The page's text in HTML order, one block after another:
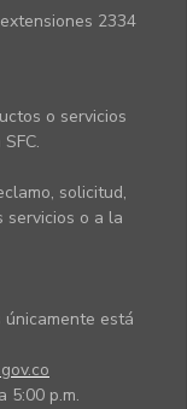
2334
o servicios
solicitud,
servicios o a la
está
5:00 p.m.